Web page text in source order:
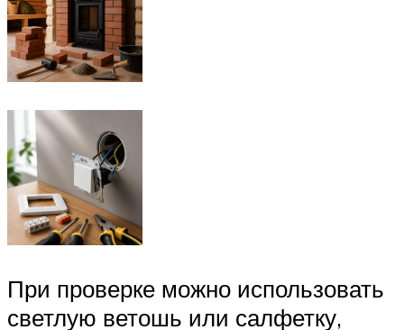
При проверке можно использовать
светлую ветошь или салфетку,